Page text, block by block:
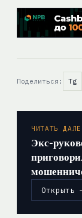
Поделиться: Tg
ЧИТАТЬ
Экс-
Открыть